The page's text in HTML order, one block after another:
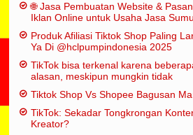
🌐 Jasa Pembuatan Website &
Iklan Online untuk Usaha Jasa
Produk Afiliasi Tiktok Shop Paling
Ya Di @hclpumpindonesia 2025
TikTok bisa terkenal karena
alasan, meskipun mungkin tidak
tradisional:
Tiktok Shop Vs Shopee Bagusan
TikTok: Sekadar Tongkrongan
Kreator?